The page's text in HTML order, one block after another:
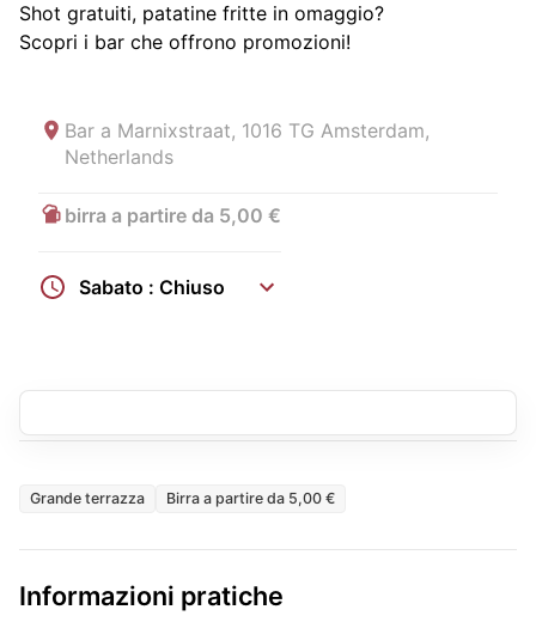
Shot gratuiti, patatine fritte in omaggio?
Scopri i bar che offrono promozioni!
Bar a Marnixstraat, 1016 TG Amsterdam,
Netherlands
birra a partire da 5,00 €
Sabato : Chiuso
Grande terrazza Birra a partire da 5,00 €
Informazioni pratiche